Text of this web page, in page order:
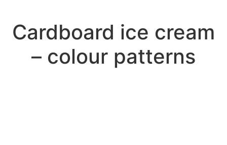
Cardboard ice cream
– colour patterns